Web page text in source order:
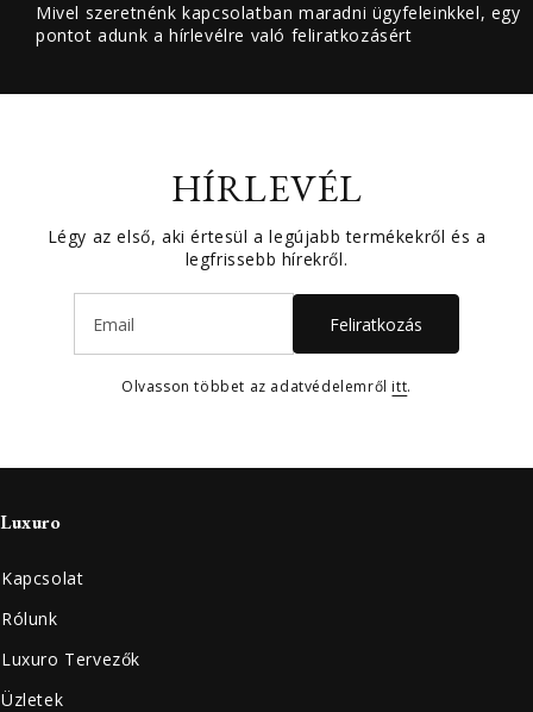
Mivel szeretnénk kapcsolatban maradni ügyfeleinkkel, egy
pontot adunk a hírlevélre való feliratkozásért
HÍRLEVÉL
Légy az első, aki értesül a legújabb termékekről és a
legfrissebb hírekről.
Feliratkozás
Olvasson többet az adatvédelemről itt.
Luxuro
Kapcsolat
Rólunk
Luxuro Tervezők
Üzletek